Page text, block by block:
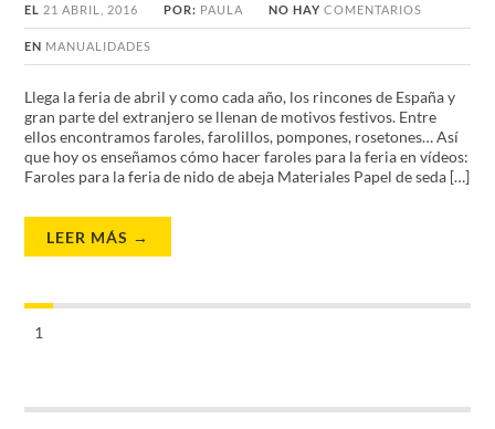
EL 21 ABRIL, 2016 POR: PAULA NO HAY COMENTARIOS
EN MANUALIDADES
Llega la feria de abril y como cada año, los rincones de España y
gran parte del extranjero se llenan de motivos festivos. Entre
ellos encontramos faroles, farolillos, pompones, rosetones… Así
que hoy os enseñamos cómo hacer faroles para la feria en vídeos:
Faroles para la feria de nido de abeja Materiales Papel de seda […]
LEER MÁS →
1